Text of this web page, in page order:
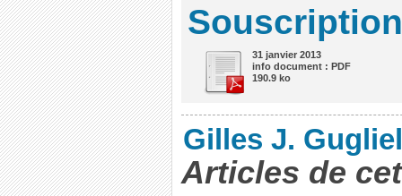
31 janvier 2013
info document : PDF
190.9 ko
Gilles J.
Articles de